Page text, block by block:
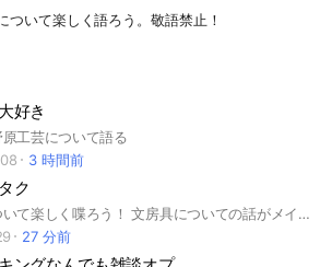
ついて楽しく語ろう。敬語禁止！
好き
工芸について語る
3 時間前
ク
文房具について楽しく喋ろう！ 文房具についての話がメインだけど、別に雑談も交えていいよ！ 一番大切なのは楽しむこと！！
27 分前